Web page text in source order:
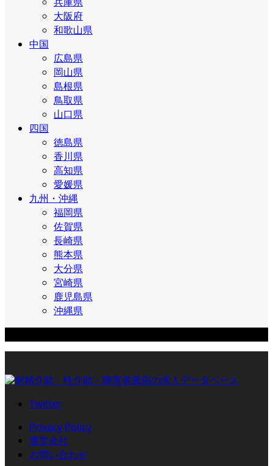
大阪府
和歌山県
中国
広島県
岡山県
島根県
鳥取県
山口県
四国
徳島県
香川県
高知県
愛媛県
九州・沖縄
福岡県
佐賀県
長崎県
熊本県
大分県
宮崎県
鹿児島県
沖縄県
Twitter
Privacy Policy
運営会社
お問い合わせ